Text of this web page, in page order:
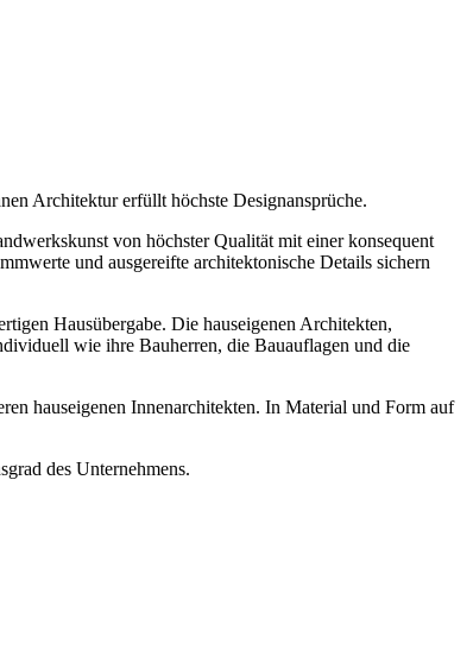
Architektur erfüllt höchste Designansprüche.
von höchster Qualität mit einer konsequent
und ausgereifte architektonische Details sichern
Hausübergabe. Die hauseigenen Architekten,
wie ihre Bauherren, die Bauauflagen und die
hauseigenen Innenarchitekten. In Material und Form auf
des Unternehmens.